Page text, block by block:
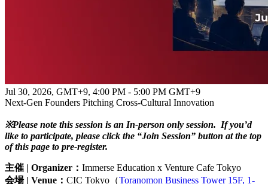
Jul 30, 2026, GMT+9, 4:00 PM - 5:00 PM GMT+9
Next-Gen Founders Pitching Cross-Cultural Innovation
※Please note this session is an In-person only session. If you’d
like to participate, please click the “Join Session” button at the top
of this page to pre-register.
主催 | Organizer： Immerse Education x Venture Cafe Tokyo
会場 | Venue： CIC Tokyo（Toranomon Business Tower 15F, 1-